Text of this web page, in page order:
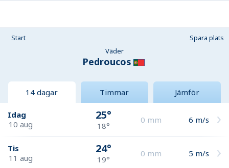
Start
Spara plats
Väder
Pedroucos
14 dagar Timmar Jämför
Idag
10 aug
25°
18°
0 mm 6 m/s
Tis
11 aug
24°
19°
0 mm 5 m/s